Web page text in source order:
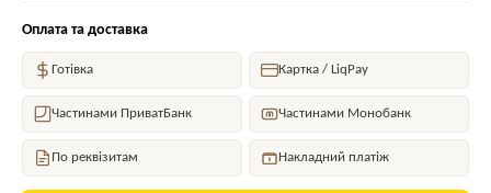
Оплата та доставка
Готівка Картка / LiqPay
Частинами ПриватБанк Частинами Монобанк
По реквізитам Накладний платіж